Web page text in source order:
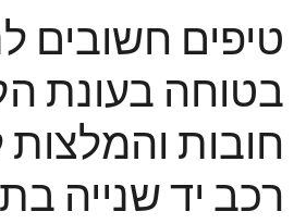
טיפים חשובים
בטוחה בעונת
חובות
רכב יד שנייה